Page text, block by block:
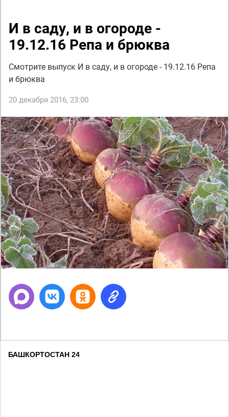
И в саду, и в огороде -
19.12.16 Репа и брюква
Смотрите выпуск И в саду, и в огороде - 19.12.16 Репа
и брюква
20 декабря 2016, 23:00
БАШКОРТОСТАН 24